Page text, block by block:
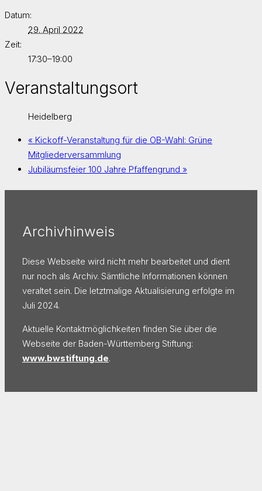
Datum:
29. April 2022
Zeit:
17:30–19:00
Veranstaltungsort
Heidelberg
« Kickoff-Veranstaltung für die OB-Wahl: Grüne
Mitgliederversammlung
Jubiläumsfeier 100 Jahre Pfaffengrund »
Archivhinweis
Diese Webseite wird nicht mehr bearbeitet und dient
nur noch als Archiv. Sämtliche Informationen können
veraltet sein. Die letztmalige Aktualisierung erfolgte im
Juli 2024.
Aktuelle Kontaktmöglichkeiten finden Sie über die
Webseite der Baden-Württemberg Stiftung:
www.bwstiftung.de.